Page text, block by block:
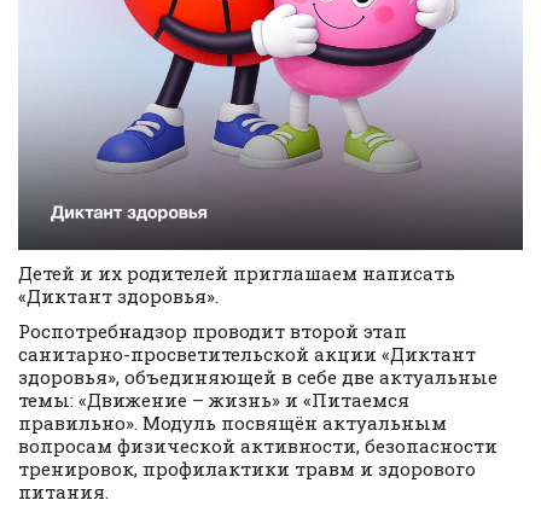
Детей и их родителей приглашаем написать
«Диктант здоровья».
Роспотребнадзор проводит второй этап
санитарно-просветительской акции «Диктант
здоровья», объединяющей в себе две актуальные
темы: «Движение – жизнь» и «Питаемся
правильно». Модуль посвящён актуальным
вопросам физической активности, безопасности
тренировок, профилактики травм и здорового
питания.